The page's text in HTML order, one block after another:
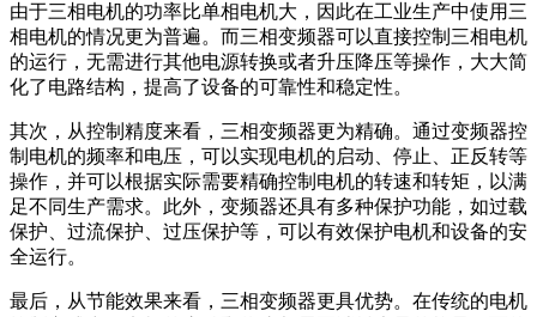
由于三相电机的功率比单相电机大，因此在工业生产中使用三
相电机的情况更为普遍。而三相变频器可以直接控制三相电机
的运行，无需进行其他电源转换或者升压降压等操作，大大简
化了电路结构，提高了设备的可靠性和稳定性。
其次，从控制精度来看，三相变频器更为精确。通过变频器控
制电机的频率和电压，可以实现电机的启动、停止、正反转等
操作，并可以根据实际需要精确控制电机的转速和转矩，以满
足不同生产需求。此外，变频器还具有多种保护功能，如过载
保护、过流保护、过压保护等，可以有效保护电机和设备的安
全运行。
最后，从节能效果来看，三相变频器更具优势。在传统的电机